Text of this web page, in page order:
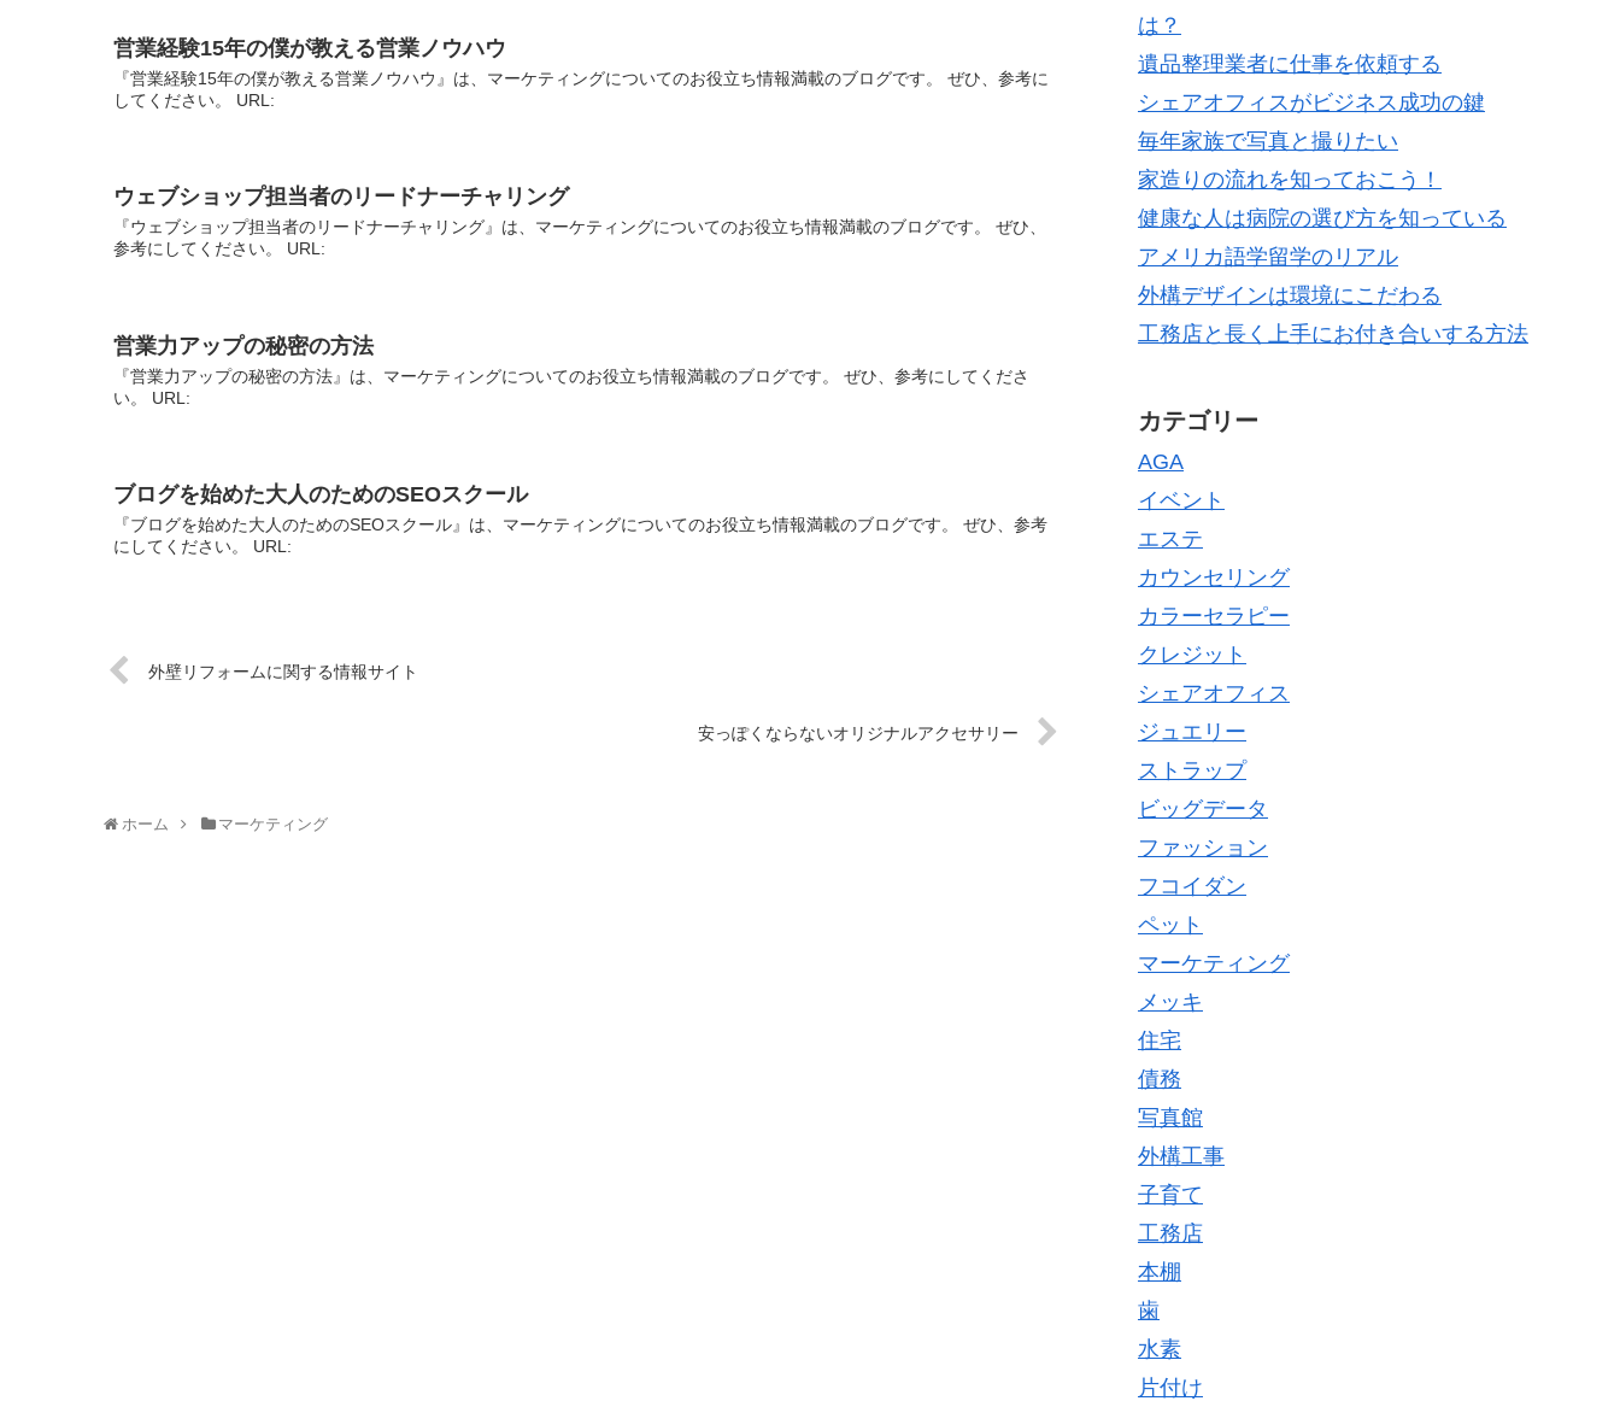
営業経験15年の僕が教える営業ノウハウ
『営業経験15年の僕が教える営業ノウハウ』は、マーケティングについてのお役立ち情報満載のブログです。 ぜひ、参考に
してください。 URL:
ウェブショップ担当者のリードナーチャリング
『ウェブショップ担当者のリードナーチャリング』は、マーケティングについてのお役立ち情報満載のブログです。 ぜひ、
参考にしてください。 URL:
営業力アップの秘密の方法
『営業力アップの秘密の方法』は、マーケティングについてのお役立ち情報満載のブログです。 ぜひ、参考にしてくださ
い。 URL:
ブログを始めた大人のためのSEOスクール
『ブログを始めた大人のためのSEOスクール』は、マーケティングについてのお役立ち情報満載のブログです。 ぜひ、参考
にしてください。 URL:
外壁リフォームに関する情報サイト
安っぽくならないオリジナルアクセサリー
ホーム マーケティング
は？
遺品整理業者に仕事を依頼する
シェアオフィスがビジネス成功の鍵
毎年家族で写真と撮りたい
家造りの流れを知っておこう！
健康な人は病院の選び方を知っている
アメリカ語学留学のリアル
外構デザインは環境にこだわる
工務店と長く上手にお付き合いする方法
カテゴリー
AGA
イベント
エステ
カウンセリング
カラーセラピー
クレジット
シェアオフィス
ジュエリー
ストラップ
ビッグデータ
ファッション
フコイダン
ペット
マーケティング
メッキ
住宅
債務
写真館
外構工事
子育て
工務店
本棚
歯
水素
片付け